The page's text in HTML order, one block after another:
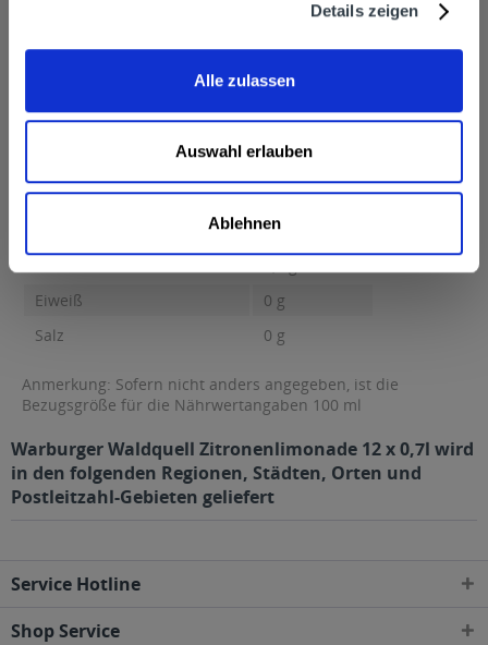
Details zeigen
Alle zulassen
Auswahl erlauben
Ablehnen
Nährwertangaben
Brennwert
12 kcal / 50 kJ
0 g
davon gesättigte Fettsäuren
0 g
2,7 g
Eiweiß
0 g
Salz
0 g
Anmerkung: Sofern nicht anders angegeben, ist die
Bezugsgröße für die Nährwertangaben 100 ml
Warburger Waldquell Zitronenlimonade 12 x 0,7l wird
in den folgenden Regionen, Städten, Orten und
Postleitzahl-Gebieten geliefert
Service Hotline
Shop Service